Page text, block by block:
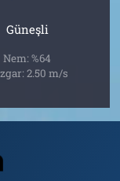
Güneşli
Nem: %64
2.50 m/s